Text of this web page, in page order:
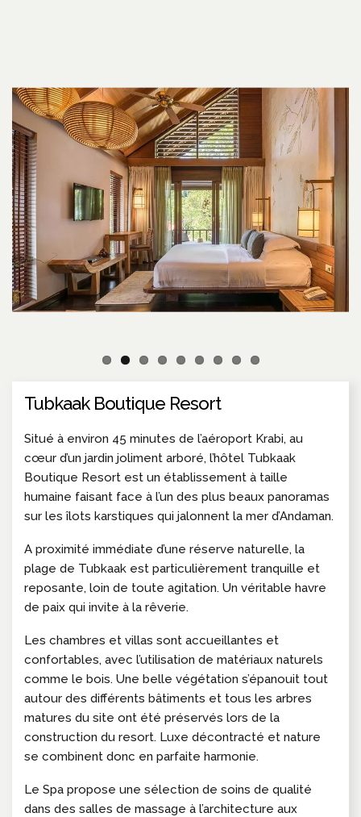
Tubkaak Boutique Resort
Situé à environ 45 minutes de l’aéroport Krabi, au
cœur d’un jardin joliment arboré, l’hôtel Tubkaak
Boutique Resort est un établissement à taille
humaine faisant face à l’un des plus beaux panoramas
sur les îlots karstiques qui jalonnent la mer d’Andaman.
A proximité immédiate d’une réserve naturelle, la
plage de Tubkaak est particulièrement tranquille et
reposante, loin de toute agitation. Un véritable havre
de paix qui invite à la rêverie.
Les chambres et villas sont accueillantes et
confortables, avec l’utilisation de matériaux naturels
comme le bois. Une belle végétation s’épanouit tout
autour des différents bâtiments et tous les arbres
matures du site ont été préservés lors de la
construction du resort. Luxe décontracté et nature
se combinent donc en parfaite harmonie.
Le Spa propose une sélection de soins de qualité
dans des salles de massage à l’architecture aux